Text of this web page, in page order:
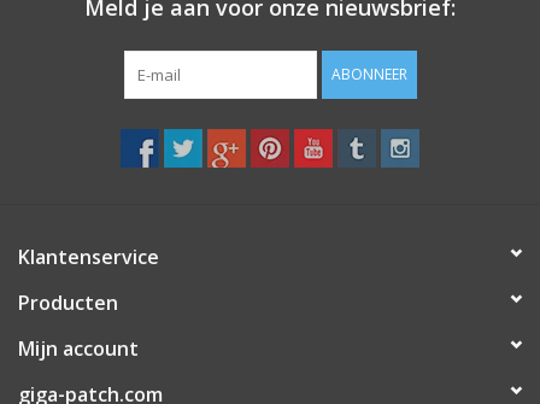
Meld je aan voor onze nieuwsbrief:
ABONNEER
Klantenservice
Producten
Mijn account
giga-patch.com